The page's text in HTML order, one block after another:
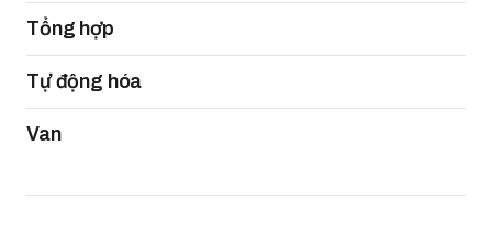
Tổng hợp
Tự động hóa
Van